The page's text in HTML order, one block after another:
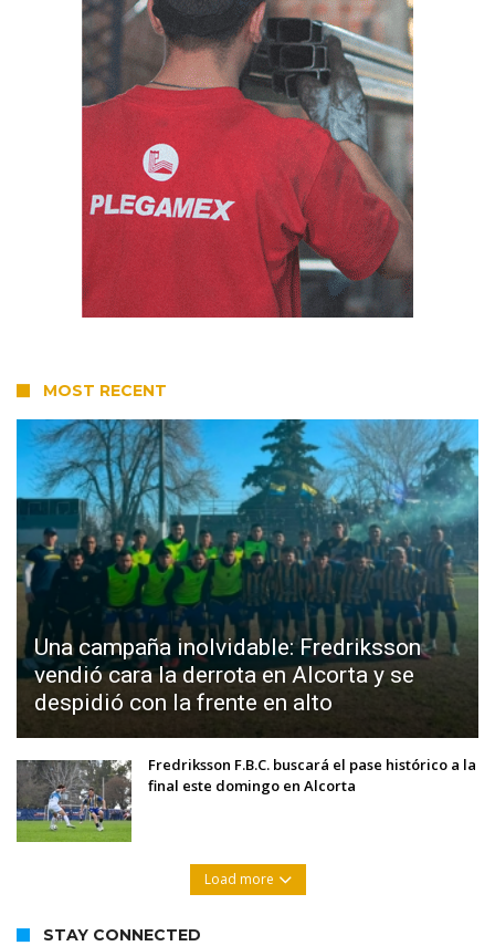
MOST RECENT
Una campaña inolvidable: Fredriksson
vendió cara la derrota en Alcorta y se
despidió con la frente en alto
Fredriksson F.B.C. buscará el pase histórico a la
final este domingo en Alcorta
Load more
STAY CONNECTED